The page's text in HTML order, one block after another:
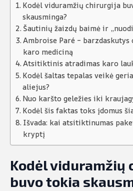
Kodėl viduramžių chirurgija
skausminga?
Šautinių žaizdų baimė ir
Ambroise Paré –
karo mediciną
Atsitiktinis atradimas karo
Kodėl šaltas tepalas veikė
aliejus?
Nuo karšto geležies iki
Kodėl šis faktas toks įdomus
Išvada: kai atsitiktinumas
kryptį
Kodėl viduramžių
buvo tokia